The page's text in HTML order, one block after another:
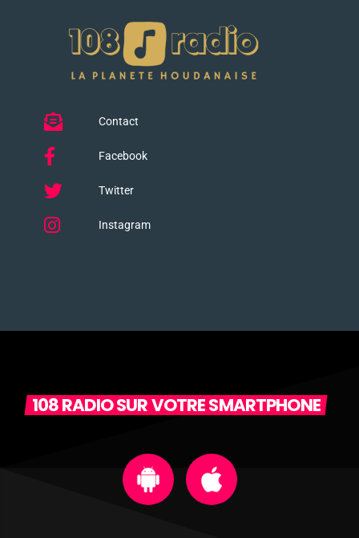
Contact
Facebook
Twitter
Instagram
108 RADIO SUR VOTRE SMARTPHONE